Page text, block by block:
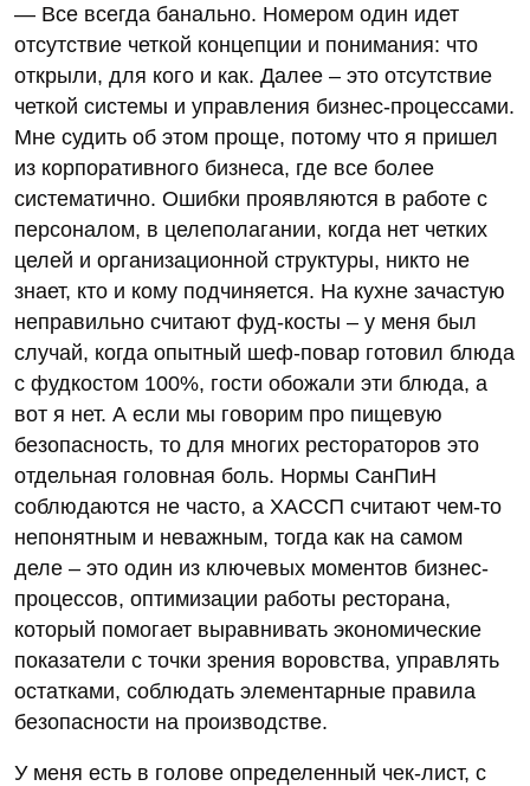
— Все всегда банально. Номером один идет
отсутствие четкой концепции и понимания: что
открыли, для кого и как. Далее – это отсутствие
четкой системы и управления бизнес-процессами.
Мне судить об этом проще, потому что я пришел
из корпоративного бизнеса, где все более
систематично. Ошибки проявляются в работе с
персоналом, в целеполагании, когда нет четких
целей и организационной структуры, никто не
знает, кто и кому подчиняется. На кухне зачастую
неправильно считают фуд-косты – у меня был
случай, когда опытный шеф-повар готовил блюда
с фудкостом 100%, гости обожали эти блюда, а
вот я нет. А если мы говорим про пищевую
безопасность, то для многих рестораторов это
отдельная головная боль. Нормы СанПиН
соблюдаются не часто, а ХАССП считают чем-то
непонятным и неважным, тогда как на самом
деле – это один из ключевых моментов бизнес-
процессов, оптимизации работы ресторана,
который помогает выравнивать экономические
показатели с точки зрения воровства, управлять
остатками, соблюдать элементарные правила
безопасности на производстве.
У меня есть в голове определенный чек-лист, с